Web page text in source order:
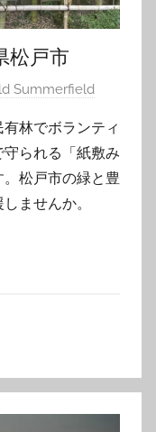
松戸市
Summerfield
林でボランティ
られる「紙敷み
松戸市の緑と豊
ませんか。